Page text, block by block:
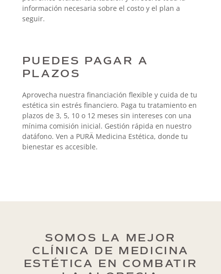
información necesaria sobre el costo y el plan a
seguir.
PUEDES PAGAR A
PLAZOS
Aprovecha nuestra financiación flexible y cuida de tu
estética sin estrés financiero. Paga tu tratamiento en
plazos de 3, 5, 10 o 12 meses sin intereses con una
mínima comisión inicial. Gestión rápida en nuestro
datáfono. Ven a PURÄ Medicina Estética, donde tu
bienestar es accesible.
SOMOS LA MEJOR
CLÍNICA DE MEDICINA
ESTÉTICA EN COMBATIR